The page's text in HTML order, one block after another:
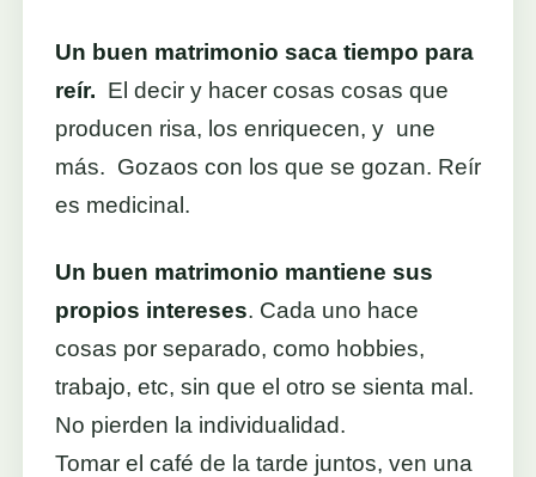
Un buen matrimonio saca tiempo para
reír. El decir y hacer cosas cosas que
producen risa, los enriquecen, y une
más. Gozaos con los que se gozan. Reír
es medicinal.
Un buen matrimonio mantiene sus
propios intereses. Cada uno hace
cosas por separado, como hobbies,
trabajo, etc, sin que el otro se sienta mal.
No pierden la individualidad.
Tomar el café de la tarde juntos, ven una